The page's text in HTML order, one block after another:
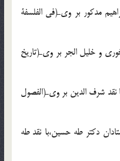
ابراهيم مدكور بر وىـ(فى الفلسفة
الفاخورى و خليل الجر بر وىـ(تاريخ
نقد شرف الدين بر وىـ(الفصول
استادان دكتر طه حسين،با نقد طه